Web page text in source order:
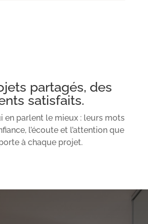
partagés, des
satisfaits.
en parlent le mieux : leurs mots
l’écoute et l’attention que
à chaque projet.